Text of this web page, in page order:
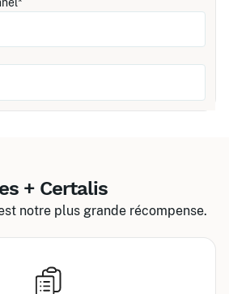
+ Certalis
notre plus grande récompense.